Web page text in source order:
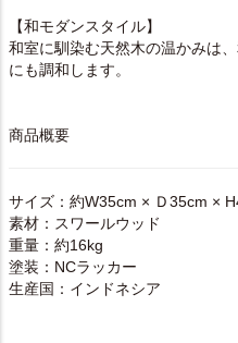
【和モダンスタイル】
和室に馴染む天然木の温かみは
にも調和します。
商品概要
サイズ：約W35cm × Ｄ35cm ×
素材：スワールウッド
重量：約16kg
塗装：NCラッカー
生産国：インドネシア